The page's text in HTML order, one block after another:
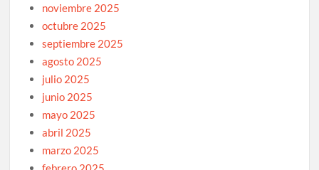
noviembre 2025
octubre 2025
septiembre 2025
agosto 2025
julio 2025
junio 2025
mayo 2025
abril 2025
marzo 2025